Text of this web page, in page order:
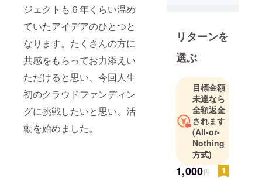
ジェクトも６年くらい温め
ていたアイデアのひとつと
なります。たくさんの方に
共感をもらってお力添えい
ただけると思い、今回人生
初のクラウドファンディン
グに挑戦したいと思い、活
動を始めました。
リターンを
選ぶ
目標金額
未達なら
全額返金
されます
(All-or-
Nothing
方式)
1,000円